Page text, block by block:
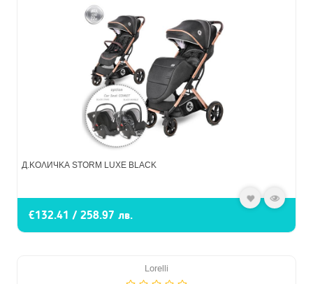
Д.КОЛИЧКА STORM LUXE BLACK
€132.41 / 258.97 лв.
Lorelli